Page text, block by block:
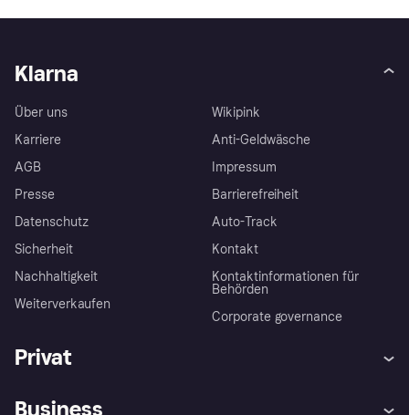
Klarna
Über uns
Karriere
AGB
Presse
Datenschutz
Sicherheit
Nachhaltigkeit
Weiterverkaufen
Wikipink
Anti-Geldwäsche
Impressum
Barrierefreiheit
Auto-Track
Kontakt
Kontaktinformationen für
Behörden
Corporate governance
Privat
Business